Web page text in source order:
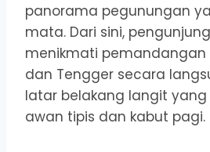
panorama pegunungan
mata. Dari sini,
menikmati pemandangan
dan Tengger secara
latar belakang langit
awan tipis dan kabut pagi.